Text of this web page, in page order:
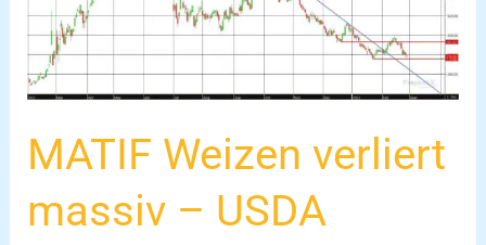
MATIF Weizen verliert
massiv – USDA
massiv
USDA
und
Getreideabkommen
belasten